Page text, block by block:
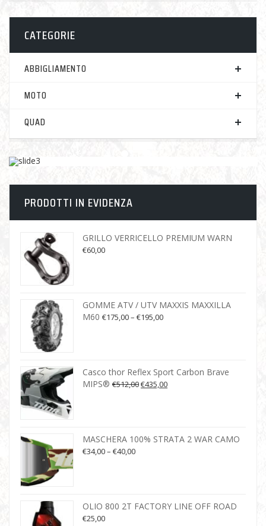
CATEGORIE
ABBIGLIAMENTO
MOTO
QUAD
PRODOTTI IN EVIDENZA
GRILLO VERRICELLO PREMIUM WARN
€60,00
GOMME ATV / UTV MAXXIS MAXXILLA
M60 €175,00– €195,00
Casco thor Reflex Sport Carbon Brave
MIPS® €512,00€435,00
MASCHERA 100% STRATA 2 WAR CAMO
€34,00– €40,00
OLIO 800 2T FACTORY LINE OFF ROAD
€25,00